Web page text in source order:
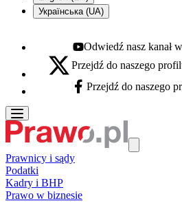
Українська (UA)
Youtube - otwiera się w nowej
Odwiedź nasz kanał
X - otwiera się w nowej karcie
Przejdź do naszego
Facebook - otwiera się w nowej
Przejdź do naszego
Prawnicy i sądy
Podatki
Kadry i BHP
Prawo w biznesie